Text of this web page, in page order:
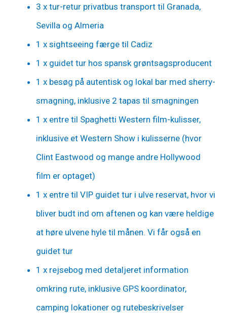
3 x tur-retur privatbus transport til Granada,
Sevilla og Almeria
1 x sightseeing færge til Cadiz
1 x guidet tur hos spansk grøntsagsproducent
1 x besøg på autentisk og lokal bar med sherry-
smagning, inklusive 2 tapas til smagningen
1 x entre til Spaghetti Western film-kulisser,
inklusive et Western Show i kulisserne (hvor
Clint Eastwood og mange andre Hollywood
film er optaget)
1 x entre til VIP guidet tur i ulve reservat, hvor vi
bliver budt ind om aftenen og kan være heldige
at høre ulvene hyle til månen. Vi får også en
guidet tur
1 x rejsebog med detaljeret information
omkring rute, inklusive GPS koordinator,
camping lokationer og rutebeskrivelser